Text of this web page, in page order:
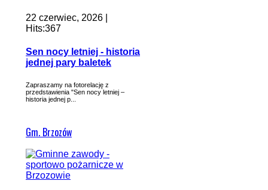
22 czerwiec, 2026 |
Hits:367
Sen nocy letniej - historia
jednej pary baletek
Zapraszamy na fotorelację z
przedstawienia "Sen nocy letniej –
historia jednej p...
Gm. Brzozów